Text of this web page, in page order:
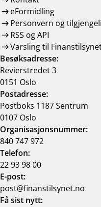
eFormidling
Personvern og
RSS og API
Varsling til
Besøksadresse:
Revierstredet 3
0151 Oslo
Postadresse:
Postboks 1187 Sentrum
0107 Oslo
Organisasjonsnummer:
840 747 972
Telefon:
22 93 98 00
E-post:
post@finanstilsynet.no
Få sist nytt: